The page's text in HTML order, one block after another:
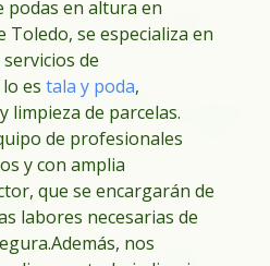
podas en altura en
Toledo, se especializa en
de
es tala y poda,
limpieza de parcelas.
de profesionales
y con amplia
que se encargarán de
labores necesarias de
Además, nos